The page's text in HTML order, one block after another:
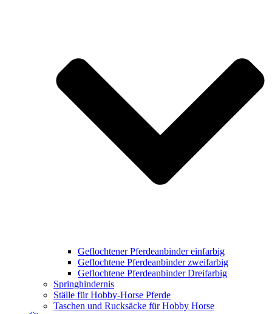
Geflochtener Pferdeanbinder einfarbig
Geflochtene Pferdeanbinder zweifarbig
Geflochtene Pferdeanbinder Dreifarbig
Springhindernis
Ställe für Hobby-Horse Pferde
Taschen und Rucksäcke für Hobby Horse